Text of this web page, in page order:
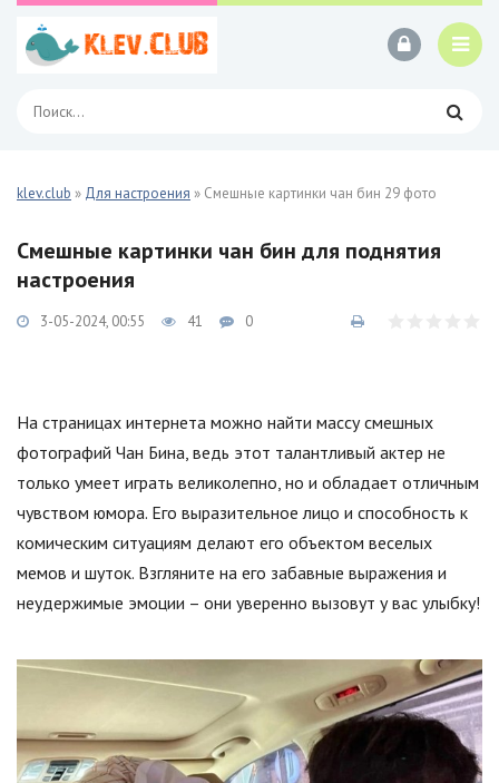
klev.club » Для настроения » Смешные картинки чан бин 29 фото
Смешные картинки чан бин для поднятия
настроения
3-05-2024, 00:55 41 0
На страницах интернета можно найти массу смешных
фотографий Чан Бина, ведь этот талантливый актер не
только умеет играть великолепно, но и обладает отличным
чувством юмора. Его выразительное лицо и способность к
комическим ситуациям делают его объектом веселых
мемов и шуток. Взгляните на его забавные выражения и
неудержимые эмоции – они уверенно вызовут у вас улыбку!